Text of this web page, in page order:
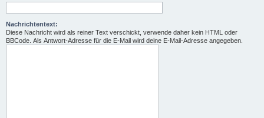
Nachrichtentext:
Diese Nachricht wird als reiner Text verschickt, verwende daher kein HTML oder
BBCode. Als Antwort-Adresse für die E-Mail wird deine E-Mail-Adresse angegeben.